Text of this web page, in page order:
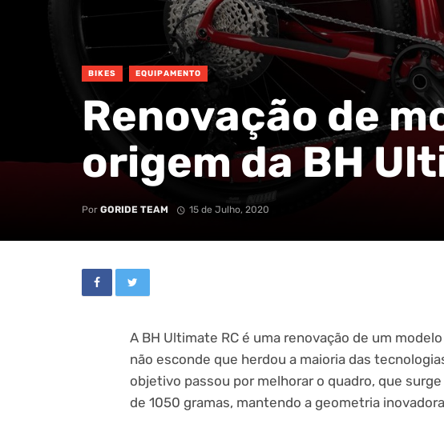
BIKES EQUIPAMENTO
Renovação de
origem da BH
Por GORIDE TEAM 15 de Julho, 2020
A BH Ultimate RC é uma renovação de um
não esconde que herdou a maioria das
objetivo passou por melhorar o quadro, que
de 1050 gramas, mantendo a geometria